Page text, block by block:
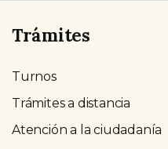
Trámites
Turnos
Trámites a distancia
Atención a la ciudadanía